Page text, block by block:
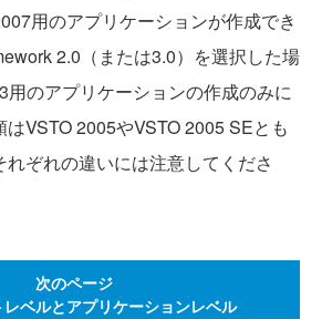
用のアプリケーションが作成でき
2.0（または3.0）を選択した場
用のアプリケーションの作成のみに
VSTO 2005やVSTO 2005 SEとも
ぞれの違いには注意してくださ
次のページ
レベルとアプリケーションレベル